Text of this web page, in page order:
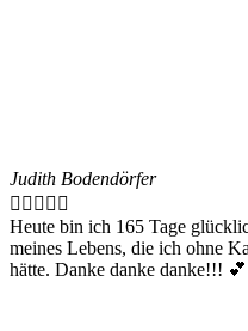
Judith Bodendörfer
    
Heute bin ich 165 Tage
meines Lebens, die ich ohne
hätte. Danke danke danke!!!